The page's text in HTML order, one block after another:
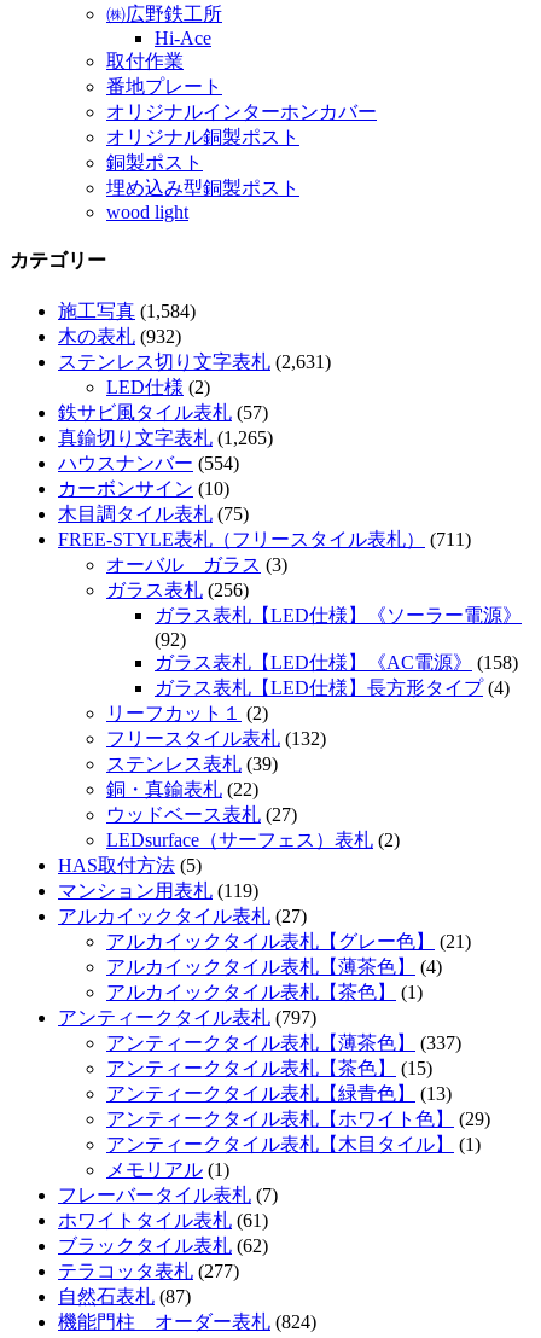
㈱広野鉄工所
Hi-Ace
取付作業
番地プレート
オリジナルインターホンカバー
オリジナル銅製ポスト
銅製ポスト
埋め込み型銅製ポスト
wood light
カテゴリー
施工写真 (1,584)
木の表札 (932)
ステンレス切り文字表札 (2,631)
LED仕様 (2)
鉄サビ風タイル表札 (57)
真鍮切り文字表札 (1,265)
ハウスナンバー (554)
カーボンサイン (10)
木目調タイル表札 (75)
FREE-STYLE表札（フリースタイル表札）
(711)
オーバル ガラス (3)
ガラス表札 (256)
ガラス表札【LED仕様】《ソーラー電源》
(92)
ガラス表札【LED仕様】《AC電源》
(158)
ガラス表札【LED仕様】長方形タイプ(4)
リーフカット１
(2)
フリースタイル表札 (132)
ステンレス表札 (39)
銅・真鍮表札 (22)
ウッドベース表札 (27)
LEDsurface（サーフェス）表札 (2)
HAS取付方法 (5)
マンション用表札 (119)
アルカイックタイル表札 (27)
アルカイックタイル表札【グレー色】
(21)
アルカイックタイル表札【薄茶色】
(4)
アルカイックタイル表札【茶色】
(1)
アンティークタイル表札 (797)
アンティークタイル表札【薄茶色】
(337)
アンティークタイル表札【茶色】
(15)
アンティークタイル表札【緑青色】
(13)
アンティークタイル表札【ホワイト色】
(29)
アンティークタイル表札【木目タイル】
(1)
メモリアル (1)
フレーバータイル表札 (7)
ホワイトタイル表札 (61)
ブラックタイル表札 (62)
テラコッタ表札 (277)
自然石表札 (87)
機能門柱 オーダー表札 (824)